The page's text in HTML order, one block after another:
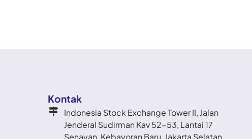
Kontak
Indonesia Stock Exchange Tower II, Jalan
Jenderal Sudirman Kav 52-53, Lantai 17